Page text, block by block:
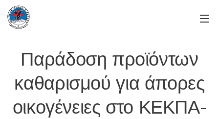
Παράδοση προϊόντων
καθαρισμού για άπορες
οικογένειες στο ΚΕΚΠΑ-